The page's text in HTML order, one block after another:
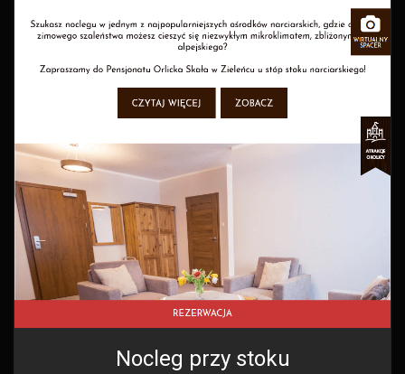
Nocleg przy stoku